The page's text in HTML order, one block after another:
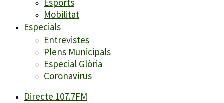
Esports
Mobilitat
Especials
Entrevistes
Plens Municipals
Especial Glòria
Coronavirus
Directe 107.7FM